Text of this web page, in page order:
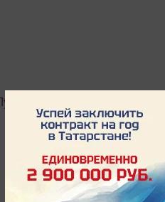
Абыстай года». Вход